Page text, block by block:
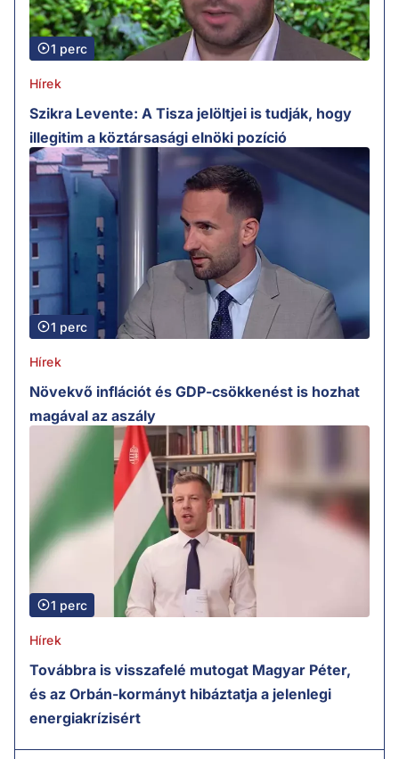
1 perc
Hírek
Szikra Levente: A Tisza jelöltjei is tudják, hogy
illegitim a köztársasági elnöki pozíció
1 perc
Hírek
Növekvő inflációt és GDP-csökkenést is hozhat
magával az aszály
1 perc
Hírek
Továbbra is visszafelé mutogat Magyar Péter,
és az Orbán-kormányt hibáztatja a jelenlegi
energiakrízisért